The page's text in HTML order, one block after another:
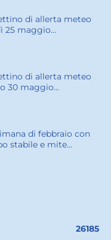
di allerta meteo
25 maggio...
di allerta meteo
30 maggio...
di febbraio con
stabile e mite...
26185